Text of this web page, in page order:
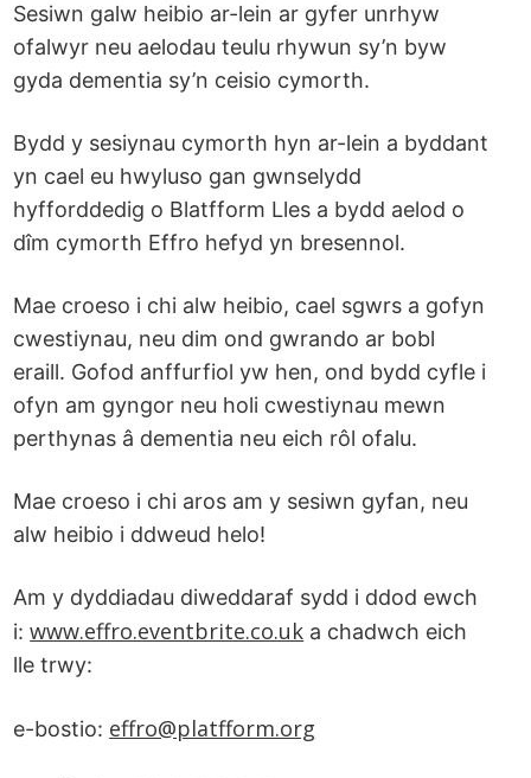
Sesiwn galw heibio ar-lein ar gyfer unrhyw
ofalwyr neu aelodau teulu rhywun sy’n byw
gyda dementia sy’n ceisio cymorth.
Bydd y sesiynau cymorth hyn ar-lein a byddant
yn cael eu hwyluso gan gwnselydd
hyfforddedig o Blatfform Lles a bydd aelod o
dîm cymorth Effro hefyd yn bresennol.
Mae croeso i chi alw heibio, cael sgwrs a gofyn
cwestiynau, neu dim ond gwrando ar bobl
eraill. Gofod anffurfiol yw hen, ond bydd cyfle i
ofyn am gyngor neu holi cwestiynau mewn
perthynas â dementia neu eich rôl ofalu.
Mae croeso i chi aros am y sesiwn gyfan, neu
alw heibio i ddweud helo!
Am y dyddiadau diweddaraf sydd i ddod ewch
i:www.effro.eventbrite.co.uk a chadwch eich
lle trwy:
e-bostio: effro@platfform.org